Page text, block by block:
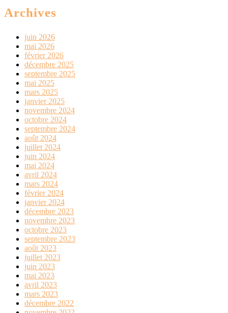
Archives
juin 2026
mai 2026
février 2026
décembre 2025
septembre 2025
mai 2025
mars 2025
janvier 2025
novembre 2024
octobre 2024
septembre 2024
août 2024
juillet 2024
juin 2024
mai 2024
avril 2024
mars 2024
février 2024
janvier 2024
décembre 2023
novembre 2023
octobre 2023
septembre 2023
août 2023
juillet 2023
juin 2023
mai 2023
avril 2023
mars 2023
décembre 2022